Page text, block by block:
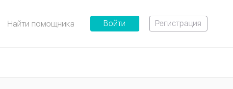
Найти помощника Войти Регистрация